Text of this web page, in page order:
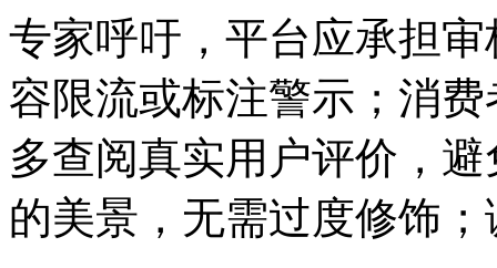
专家呼吁，平台应承担
容限流或标注警示；消
多查阅真实用户评价，
的美景，无需过度修饰